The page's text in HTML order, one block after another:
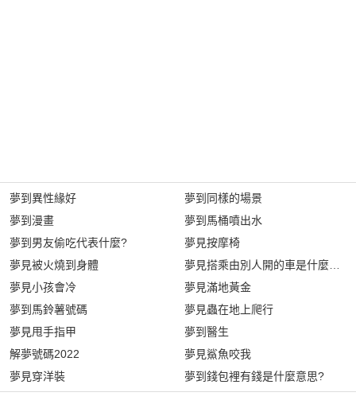
夢到異性緣好
夢到漫畫
夢到男友偷吃代表什麼?
夢見被火燒到身體
夢見小孩會冷
夢到馬鈴薯號碼
夢見甩手指甲
解夢號碼2022
夢見穿洋裝
夢到同樣的場景
夢到馬桶噴出水
夢見按摩椅
夢見搭乘由別人開的車是什麼意思
夢見滿地黃金
夢見蟲在地上爬行
夢到醫生
夢見鯊魚咬我
夢到錢包裡有錢是什麼意思?